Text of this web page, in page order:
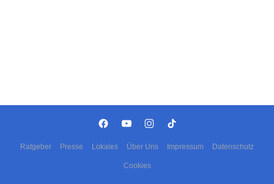
Ratgeber Presse Lokales Über Uns Impressum Datenschutz
Cookies